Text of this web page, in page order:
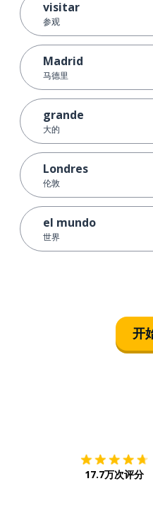
visitar
参观
Madrid
马德里
grande
大的
Londres
伦敦
el mundo
世界
开
17.7万次评分